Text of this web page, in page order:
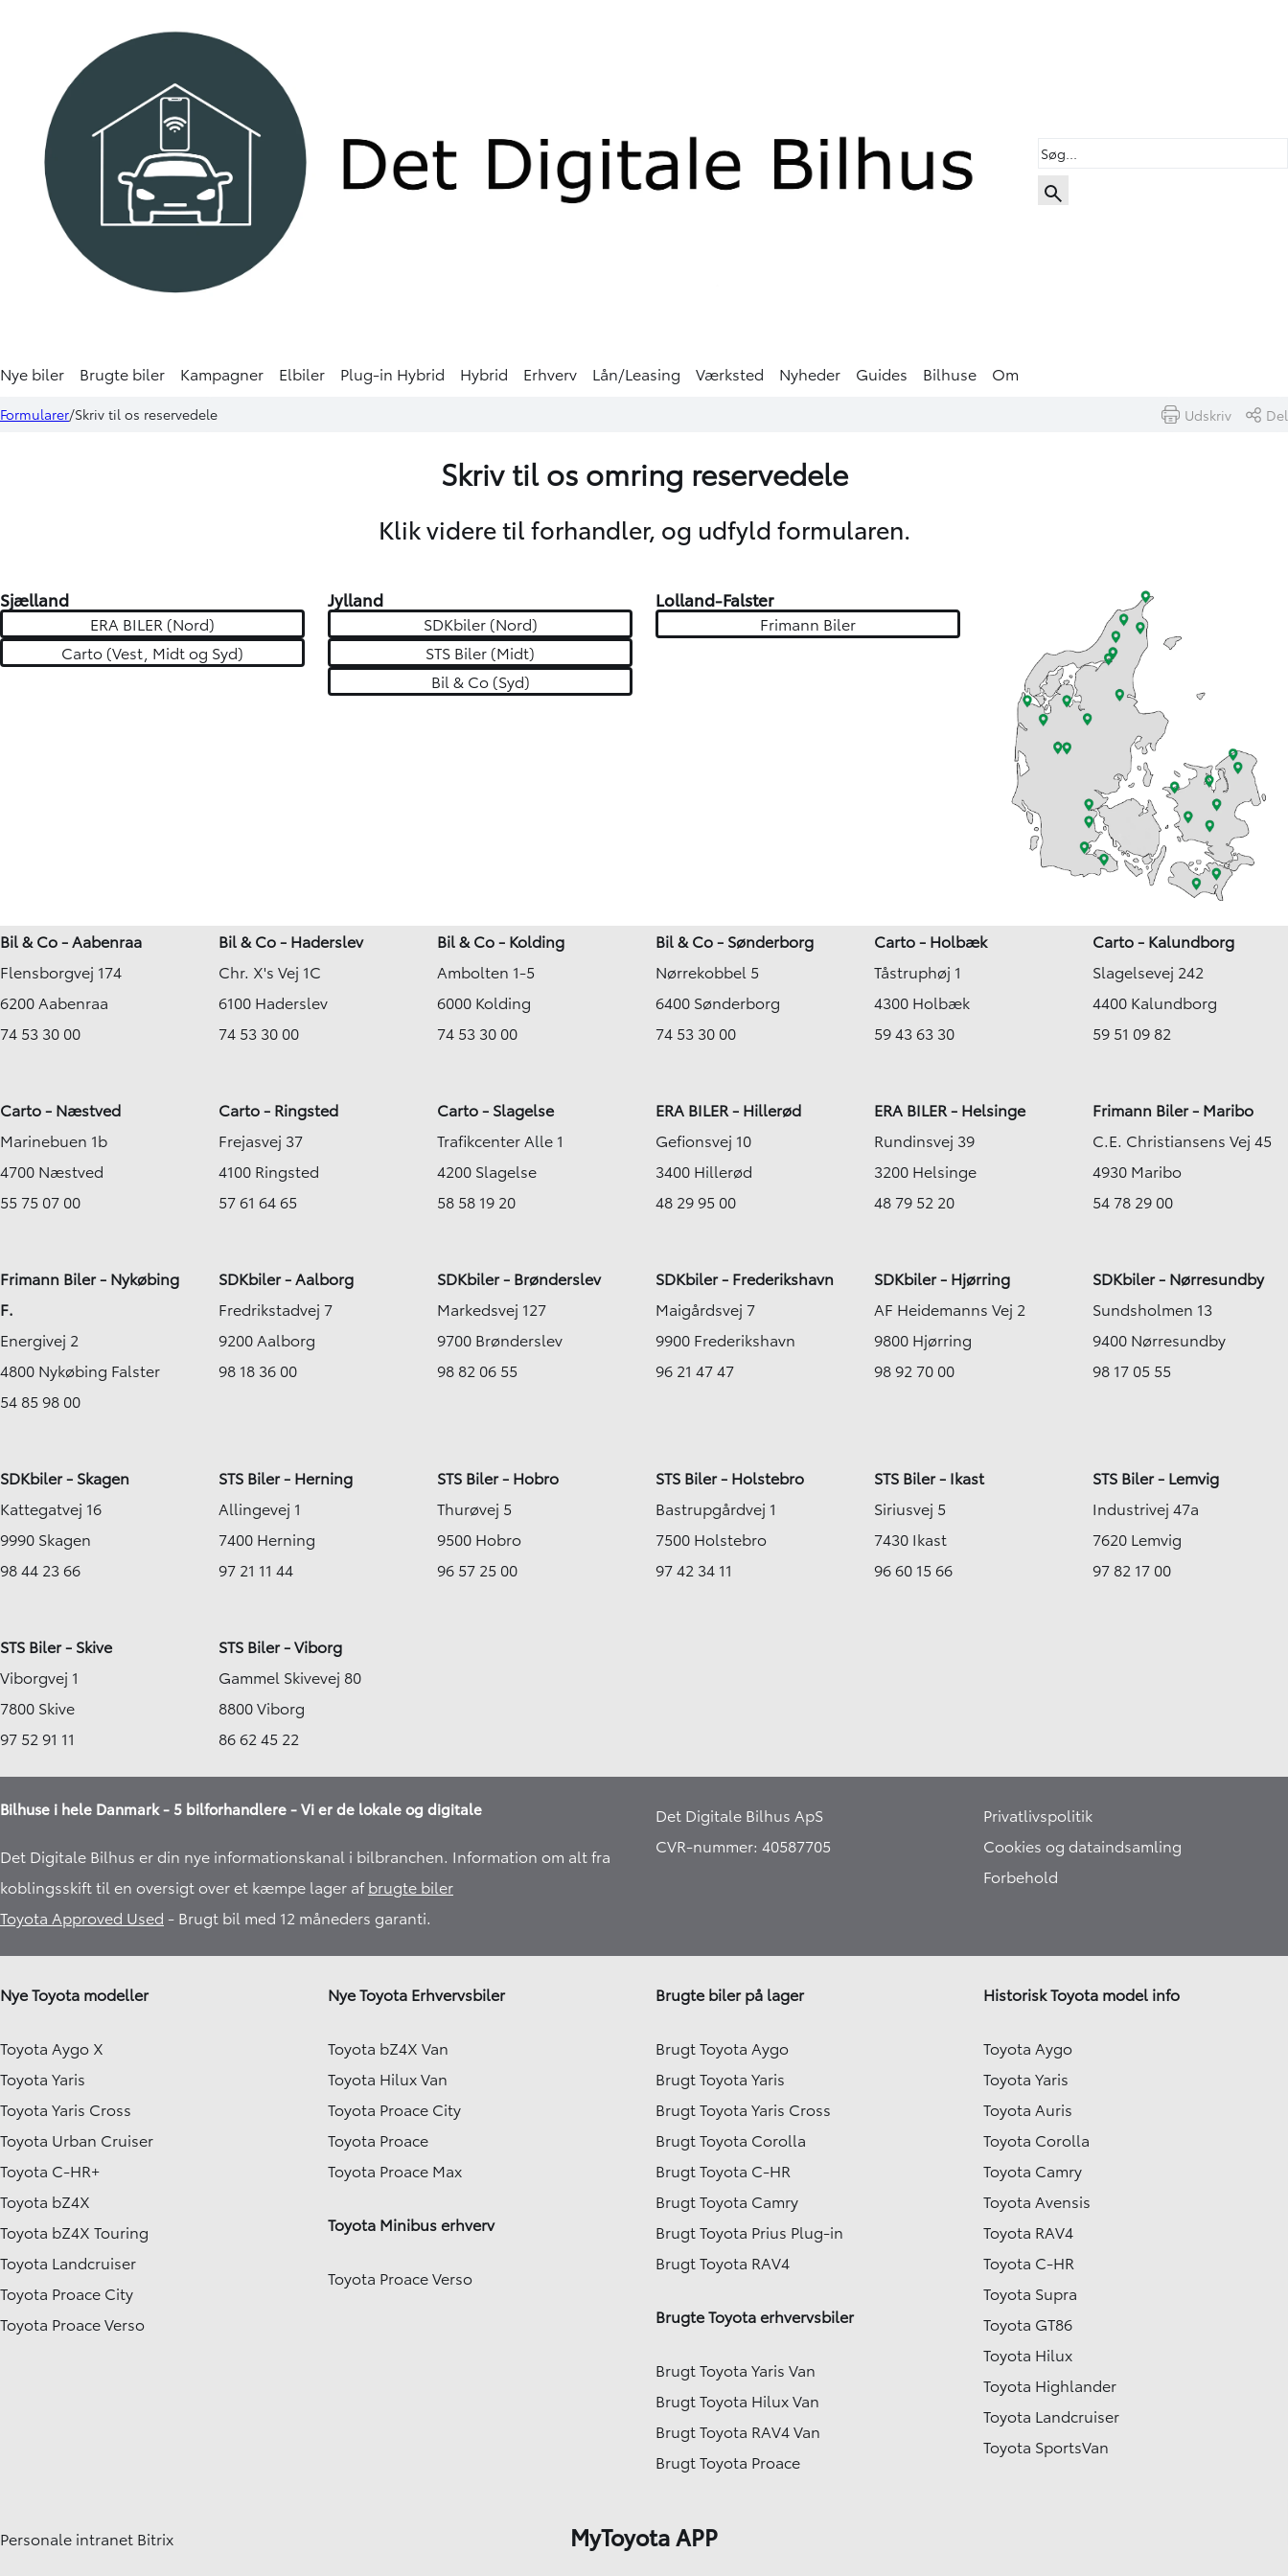
Nye biler Brugte biler Kampagner Elbiler Plug-in Hybrid Hybrid Erhverv Lån/Leasing Værksted Nyheder Guides Bilhuse Om
Formularer Skriv til os reservedele Udskriv Del
Skriv til os omring reservedele
Klik videre til forhandler, og udfyld formularen.
Sjælland
ERA BILER (Nord)
Carto (Vest, Midt og Syd)
Jylland
SDKbiler (Nord)
STS Biler (Midt)
Bil & Co (Syd)
Lolland-Falster
Frimann Biler
Bil & Co - Aabenraa
Flensborgvej 174
6200 Aabenraa
74 53 30 00
Bil & Co - Haderslev
Chr. X's Vej 1C
6100 Haderslev
74 53 30 00
Bil & Co - Kolding
Ambolten 1-5
6000 Kolding
74 53 30 00
Bil & Co - Sønderborg
Nørrekobbel 5
6400 Sønderborg
74 53 30 00
Carto - Holbæk
Tåstruphøj 1
4300 Holbæk
59 43 63 30
Carto - Kalundborg
Slagelsevej 242
4400 Kalundborg
59 51 09 82
Carto - Næstved
Marinebuen 1b
4700 Næstved
55 75 07 00
Carto - Ringsted
Frejasvej 37
4100 Ringsted
57 61 64 65
Carto - Slagelse
Trafikcenter Alle 1
4200 Slagelse
58 58 19 20
ERA BILER - Hillerød
Gefionsvej 10
3400 Hillerød
48 29 95 00
ERA BILER - Helsinge
Rundinsvej 39
3200 Helsinge
48 79 52 20
Frimann Biler - Maribo
C.E. Christiansens Vej 45
4930 Maribo
54 78 29 00
Frimann Biler - Nykøbing
F.
Energivej 2
4800 Nykøbing Falster
54 85 98 00
SDKbiler - Aalborg
Fredrikstadvej 7
9200 Aalborg
98 18 36 00
SDKbiler - Brønderslev
Markedsvej 127
9700 Brønderslev
98 82 06 55
SDKbiler - Frederikshavn
Maigårdsvej 7
9900 Frederikshavn
96 21 47 47
SDKbiler - Hjørring
AF Heidemanns Vej 2
9800 Hjørring
98 92 70 00
SDKbiler - Nørresundby
Sundsholmen 13
9400 Nørresundby
98 17 05 55
SDKbiler - Skagen
Kattegatvej 16
9990 Skagen
98 44 23 66
STS Biler - Herning
Allingevej 1
7400 Herning
97 21 11 44
STS Biler - Hobro
Thurøvej 5
9500 Hobro
96 57 25 00
STS Biler - Holstebro
Bastrupgårdvej 1
7500 Holstebro
97 42 34 11
STS Biler - Ikast
Siriusvej 5
7430 Ikast
96 60 15 66
STS Biler - Lemvig
Industrivej 47a
7620 Lemvig
97 82 17 00
STS Biler - Skive
Viborgvej 1
7800 Skive
97 52 91 11
STS Biler - Viborg
Gammel Skivevej 80
8800 Viborg
86 62 45 22
Bilhuse i hele Danmark - 5 bilforhandlere - Vi er de lokale og digitale
Det Digitale Bilhus er din nye informationskanal i bilbranchen. Information om alt fra
koblingsskift til en oversigt over et kæmpe lager afbrugte biler
Toyota Approved Used - Brugt bil med 12 måneders garanti.​
Det Digitale Bilhus ApS
CVR-nummer: 40587705
Privatlivspolitik
Cookies og dataindsamling
Forbehold
Nye Toyota modeller
Toyota Aygo X
Toyota Yaris
Toyota Yaris Cross
Toyota Urban Cruiser
Toyota C-HR+
Toyota bZ4X
Toyota bZ4X Touring
Toyota Landcruiser
Toyota Proace City
Toyota Proace Verso
Nye Toyota Erhvervsbiler
Toyota bZ4X Van
Toyota Hilux Van
Toyota Proace City
Toyota Proace
Toyota Proace Max
Toyota Minibus erhverv
Toyota Proace Verso
Brugte biler på lager
Brugt Toyota Aygo
Brugt Toyota Yaris
Brugt Toyota Yaris Cross
Brugt Toyota Corolla
Brugt Toyota C-HR
Brugt Toyota Camry
Brugt Toyota Prius Plug-in
Brugt Toyota RAV4
Brugte Toyota erhvervsbiler
Brugt Toyota Yaris Van
Brugt Toyota Hilux Van
Brugt Toyota RAV4 Van
Brugt Toyota Proace
Historisk Toyota model info
Toyota Aygo
Toyota Yaris
Toyota Auris
Toyota Corolla
Toyota Camry
Toyota Avensis
Toyota RAV4
Toyota C-HR
Toyota Supra
Toyota GT86
Toyota Hilux
Toyota Highlander
Toyota Landcruiser
Toyota SportsVan
Personale intranet Bitrix MyToyota APP